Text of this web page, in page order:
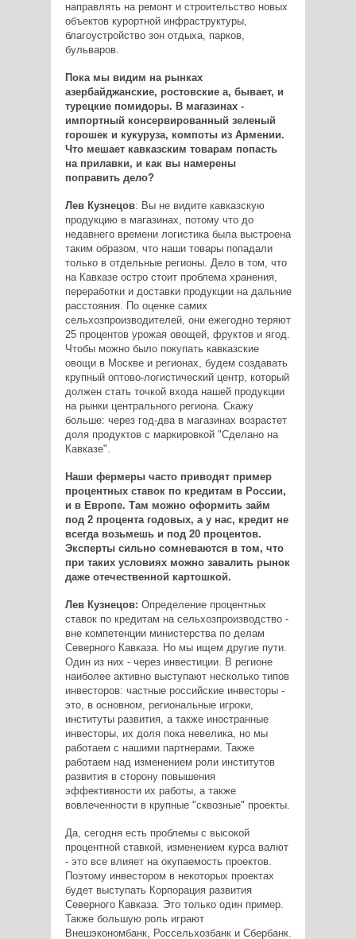
направлять на ремонт и строительство новых
объектов курортной инфраструктуры,
благоустройство зон отдыха, парков,
бульваров.
Пока мы видим на рынках
азербайджанские, ростовские а, бывает, и
турецкие помидоры. В магазинах -
импортный консервированный зеленый
горошек и кукуруза, компоты из Армении.
Что мешает кавказским товарам попасть
на прилавки, и как вы намерены
поправить дело?
Лев Кузнецов: Вы не видите кавказскую
продукцию в магазинах, потому что до
недавнего времени логистика была выстроена
таким образом, что наши товары попадали
только в отдельные регионы. Дело в том, что
на Кавказе остро стоит проблема хранения,
переработки и доставки продукции на дальние
расстояния. По оценке самих
сельхозпроизводителей, они ежегодно теряют
25 процентов урожая овощей, фруктов и ягод.
Чтобы можно было покупать кавказские
овощи в Москве и регионах, будем создавать
крупный оптово-логистический центр, который
должен стать точкой входа нашей продукции
на рынки центрального региона. Скажу
больше: через год-два в магазинах возрастет
доля продуктов с маркировкой "Сделано на
Кавказе".
Наши фермеры часто приводят пример
процентных ставок по кредитам в России,
и в Европе. Там можно оформить займ
под 2 процента годовых, а у нас, кредит не
всегда возьмешь и под 20 процентов.
Эксперты сильно сомневаются в том, что
при таких условиях можно завалить рынок
даже отечественной картошкой.
Лев Кузнецов: Определение процентных
ставок по кредитам на сельхозпроизводство -
вне компетенции министерства по делам
Северного Кавказа. Но мы ищем другие пути.
Один из них - через инвестиции. В регионе
наиболее активно выступают несколько типов
инвесторов: частные российские инвесторы -
это, в основном, региональные игроки,
институты развития, а также иностранные
инвесторы, их доля пока невелика, но мы
работаем с нашими партнерами. Также
работаем над изменением роли институтов
развития в сторону повышения
эффективности их работы, а также
вовлеченности в крупные "сквозные" проекты.
Да, сегодня есть проблемы с высокой
процентной ставкой, изменением курса валют
- это все влияет на окупаемость проектов.
Поэтому инвестором в некоторых проектах
будет выступать Корпорация развития
Северного Кавказа. Это только один пример.
Также большую роль играют
Внешэкономбанк, Россельхозбанк и Сбербанк.